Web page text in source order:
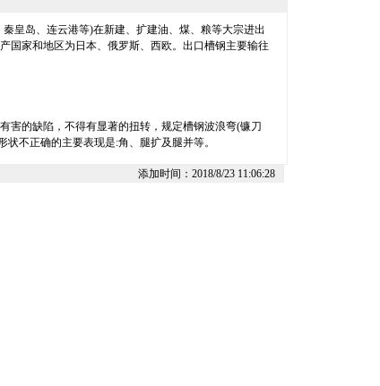
皇岛、连云港等)在新建、扩建油、煤、粮等大宗进出
国家和地区为日本、俄罗斯、西欧。出口槽钢主要输往
害的缺陷，不得有显著的扭转，规定槽钢波浪弯(镰刀
不正确的主要表现是:角、腿扩及腿并等。
添加时间：2018/8/23 11:06:28